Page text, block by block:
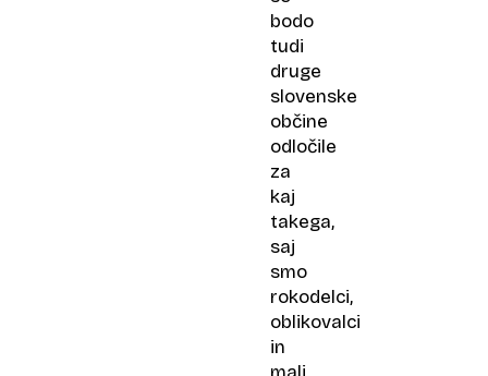
bodo
tudi
druge
slovenske
občine
odločile
za
kaj
takega,
saj
smo
rokodelci,
oblikovalci
in